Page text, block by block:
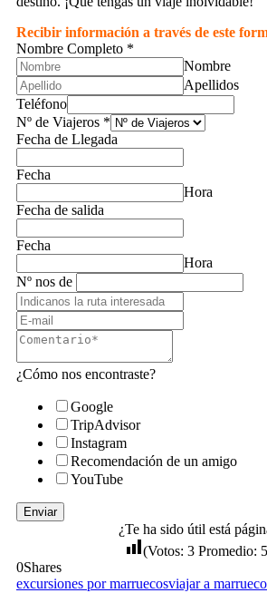
Recibir información a través de este
Nombre Completo *
Nombre
Apellidos
Teléfono
Nº de Viajeros *
Fecha de Llegada
Fecha
Hora
Fecha de salida
Fecha
Hora
Nº nos de
¿Cómo nos encontraste?
Google
TripAdvisor
Instagram
Recomendación de un amigo
YouTube
Enviar
¿Te ha sido útil está
(Votos: 3Promedio: 5
0Shares
excursiones por marruecosviajar a